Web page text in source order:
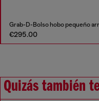
€295.00
Quizás también